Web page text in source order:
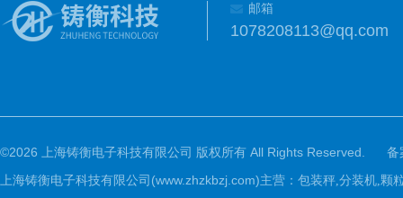
邮箱
1078208113@qq.com
©2026 上海铸衡电子科技有限公司 版权所有 All Rights Reserved.
备
上海铸衡电子科技有限公司(www.zhzkbzj.com)主营： 包装秤,分装机,颗